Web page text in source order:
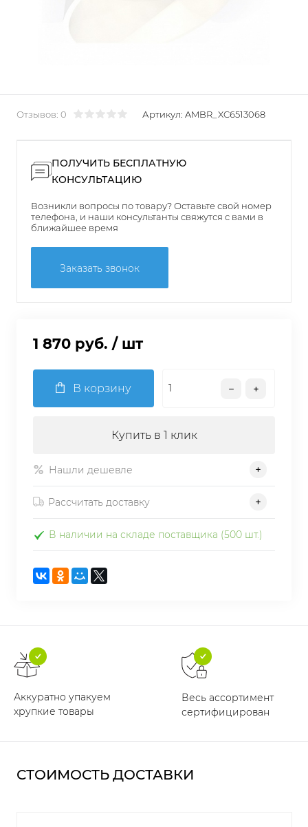
Отзывов: 0 Артикул: AMBR_XC6513068
ПОЛУЧИТЬ БЕСПЛАТНУЮ
КОНСУЛЬТАЦИЮ
Возникли вопросы по товару? Оставьте свой номер
телефона, и наши консультанты свяжутся с вами в
ближайшее время
Заказать звонок
1 870 руб. / шт
В корзину
Купить в 1 клик
Нашли дешевле
Рассчитать доставку
В наличии на складе поставщика (500 шт.)
Аккуратно упакуем
хрупкие товары
Весь ассортимент
сертифицирован
СТОИМОСТЬ ДОСТАВКИ